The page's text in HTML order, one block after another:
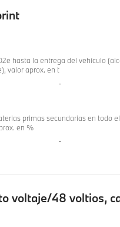
hasta la entrega del vehículo
valor aprox. en t
-
primas secundarias en todo el
en %
-
voltaje/48 voltios,